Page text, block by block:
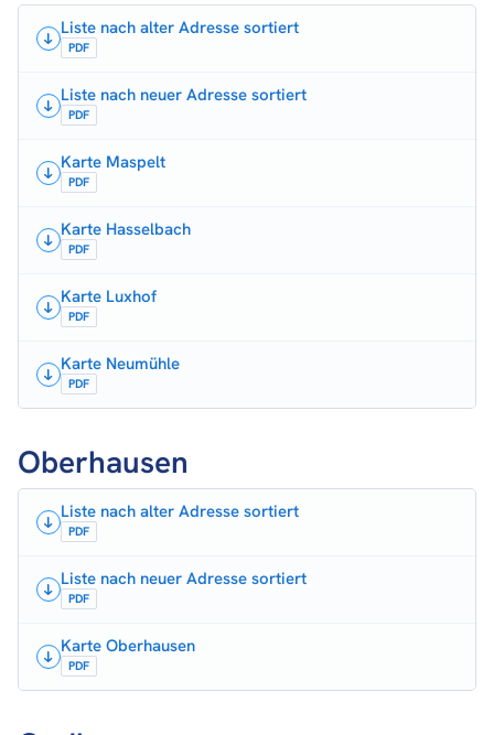
Liste nach alter Adresse sortiert
PDF
Liste nach neuer Adresse sortiert
PDF
Karte Maspelt
PDF
Karte Hasselbach
PDF
Karte Luxhof
PDF
Karte Neumühle
PDF
Oberhausen
Liste nach alter Adresse sortiert
PDF
Liste nach neuer Adresse sortiert
PDF
Karte Oberhausen
PDF